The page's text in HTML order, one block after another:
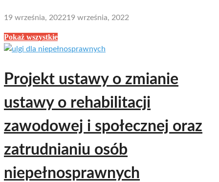
19 września, 202219 września, 2022
Pokaż wszystkie
Projekt ustawy o zmianie
ustawy o rehabilitacji
zawodowej i społecznej oraz
zatrudnianiu osób
niepełnosprawnych